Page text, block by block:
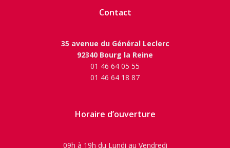
Contact
35 avenue du Général Leclerc
92340 Bourg la Reine
01 46 64 05 55
01 46 64 18 87
Horaire d’ouverture
09h à 19h du Lundi au Vendredi